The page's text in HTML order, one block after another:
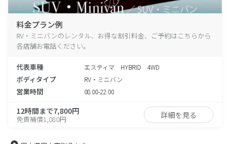
料金プラン例
RV・ミニバンのレンタル、お得な割引料金、ご予約はこちらから
各店舗お電話ください。
代表車種 エスティマ HYBRID 4WD
ボディタイプ RV・ミニバン
営業時間 08:00-22:00
12時間まで7,800円
免責補償1,080円 詳細を見る